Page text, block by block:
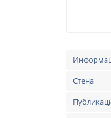
Стена